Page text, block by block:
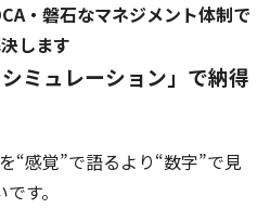
・磐石なマネジメント体制で
します
ミュレーション」で納得
“感覚”で語るより“数字”で見
す。